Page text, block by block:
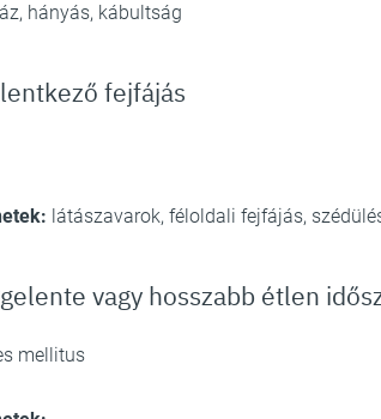
hányás, kábultság
fejfájás
látászavarok, féloldali fejfájás,
vagy hosszabb étlen
mellitus